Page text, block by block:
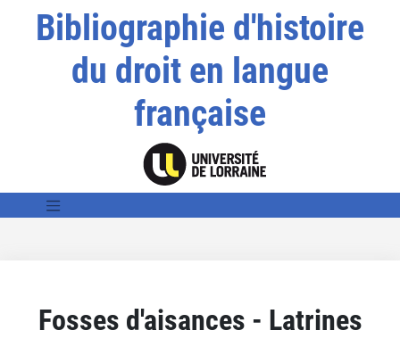
Bibliographie d'histoire
du droit en langue
française
Fosses d'aisances - Latrines